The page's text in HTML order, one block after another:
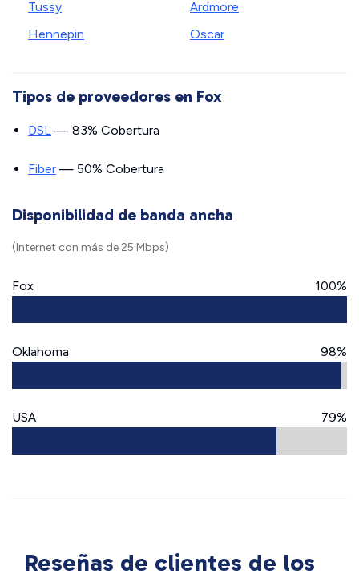
Tussy
Hennepin
Ardmore
Oscar
Tipos de proveedores en Fox
DSL — 83% Cobertura
Fiber — 50% Cobertura
Disponibilidad de banda ancha
(Internet con más de 25 Mbps)
Fox 100%
Oklahoma 98%
USA 79%
Reseñas de clientes de los